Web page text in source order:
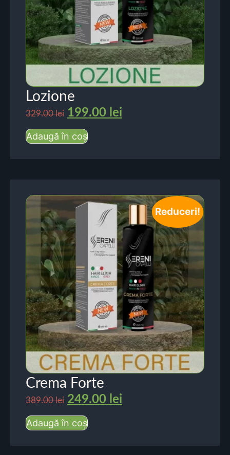
Lozione
329.00lei 199.00 lei
Adaugă în coș
Reduceri!
Crema Forte
389.00lei 249.00 lei
Adaugă în coș